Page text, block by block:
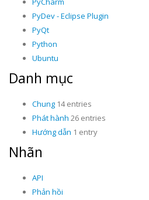
PyDev - Eclipse Plugin
PyQt
Python
Ubuntu
Danh mục
Chung 14 entries
Phát hành 26 entries
Hướng dẫn 1 entry
Nhãn
API
Phản hồi